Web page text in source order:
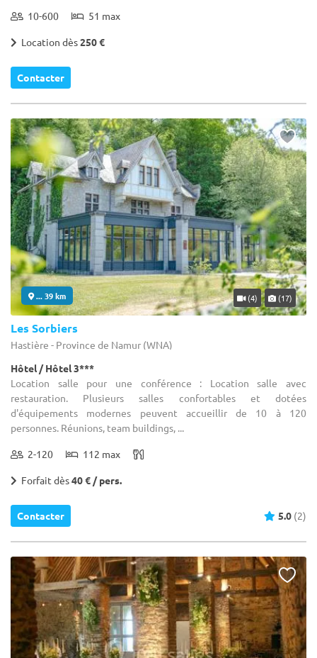
10-600 51 max
Location dès250 €
Contacter
... 39 km (4) (17)
Les Sorbiers
Hastière - Province de Namur (WNA)
Hôtel / Hôtel 3***
Location salle pour une conférence : Location salle avec
restauration. Plusieurs salles confortables et dotées
d'équipements modernes peuvent accueillir de 10 à 120
personnes. Réunions, team buildings, ...
2-120 112 max
Forfait dès40 € / pers.
Contacter 5.0 (2)